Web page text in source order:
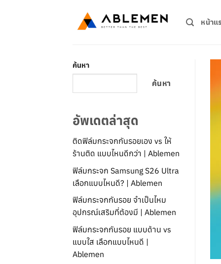
หน้าแ
ค้นหา
ค้นหา
อัพเดตล่าสุด
ติดฟิล์มกระจกกันรอยเอง vs ให้
ร้านติด แบบไหนดีกว่า | Ablemen
ฟิล์มกระจก Samsung S26 Ultra
เลือกแบบไหนดี? | Ablemen
ฟิล์มกระจกกันรอย จำเป็นไหม
อุปกรณ์เสริมที่ต้องมี | Ablemen
ฟิล์มกระจกกันรอย แบบด้าน vs
แบบใส เลือกแบบไหนดี |
Ablemen